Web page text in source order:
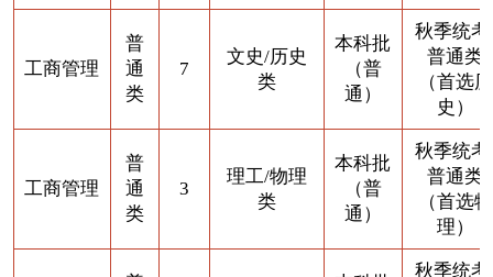
工商管理
普
通
类
7
文史/历史
类
本科批
（普
通）
秋季统
普通类
（首选历
史）
工商管理
普
通
类
3
理工/物理
类
本科批
（普
通）
秋季统
普通类
（首选物
理）
秋季统